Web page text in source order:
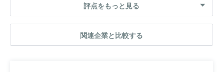
評点をもっと見る
関連企業と比較する